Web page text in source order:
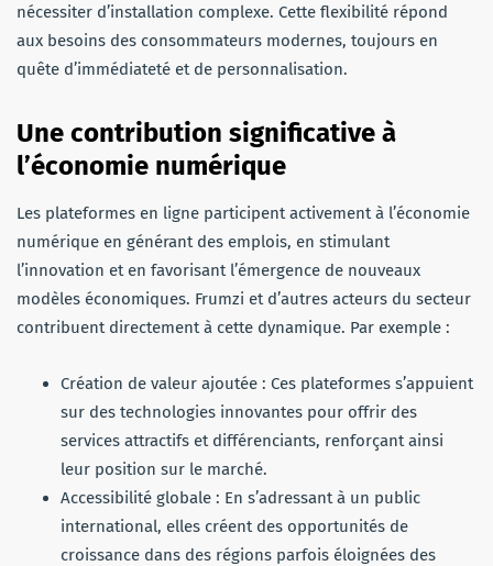
nécessiter d’installation complexe. Cette flexibilité répond
aux besoins des consommateurs modernes, toujours en
quête d’immédiateté et de personnalisation.
Une contribution significative à
l’économie numérique
Les plateformes en ligne participent activement à l’économie
numérique en générant des emplois, en stimulant
l’innovation et en favorisant l’émergence de nouveaux
modèles économiques. Frumzi et d’autres acteurs du secteur
contribuent directement à cette dynamique. Par exemple :
Création de valeur ajoutée : Ces plateformes s’appuient
sur des technologies innovantes pour offrir des
services attractifs et différenciants, renforçant ainsi
leur position sur le marché.
Accessibilité globale : En s’adressant à un public
international, elles créent des opportunités de
croissance dans des régions parfois éloignées des